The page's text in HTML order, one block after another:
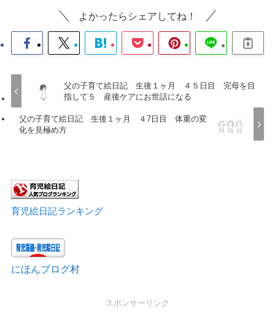
よかったらシェアしてね！
父の子育て絵日記 生後１ヶ月 ４５日目 完母を目
指して５ 産後ケアにお世話になる
父の子育て絵日記 生後１ヶ月 ４7日目 体重の変
化を見極め方
育児絵日記ランキング
にほんブログ村
スポンサーリンク